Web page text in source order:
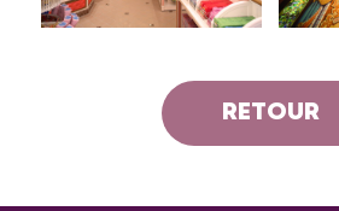
RETOUR